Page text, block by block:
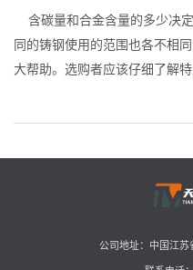
含碳量和合金含量的多少决
同的铸钢使用的范围也各不相
大帮助。选购者应该仔细了解
公司地址：中国江